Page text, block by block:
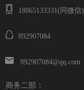
18865133331(同微信)
892907084
892907084@qq.com
商务二部：